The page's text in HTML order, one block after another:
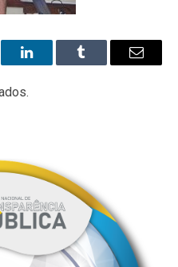
LinkedInTumblr
E-